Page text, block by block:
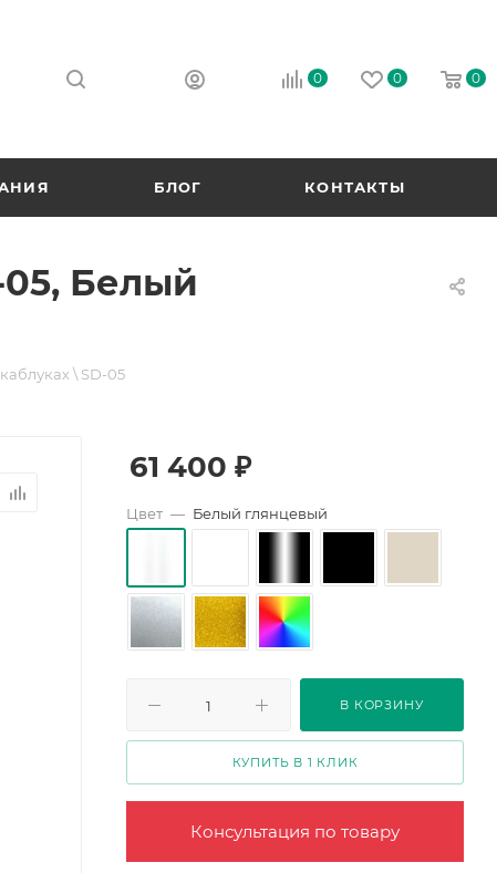
0 0 0
БЛОГ КОНТАКТЫ
Белый
\ SD-05
61 400 ₽
Цвет — Белый глянцевый
В КОРЗИНУ
КУПИТЬ В 1 КЛИК
Консультация по товару